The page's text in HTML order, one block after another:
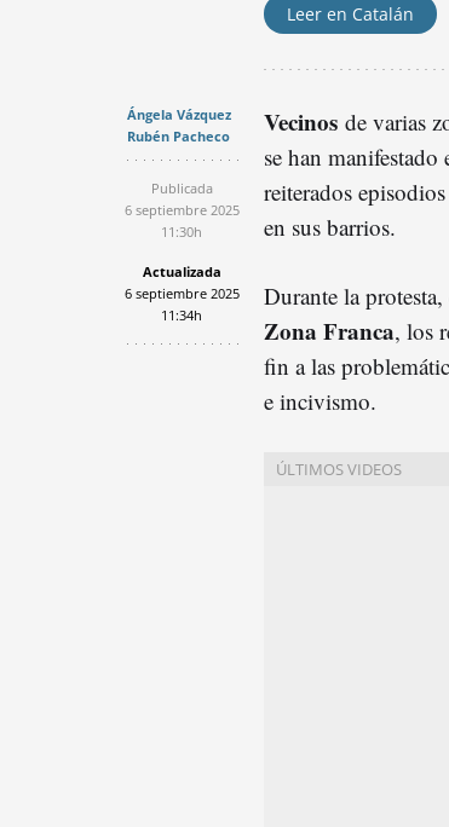
Leer en Catalán
Ángela Vázquez
Rubén Pacheco
Publicada
6 septiembre 2025
11:30h
Actualizada
6 septiembre 2025
11:34h
Vecinos de varias
se han manifestado
reiterados
en sus barrios.
Durante la
Zona Franca, los
fin a las
e incivismo.